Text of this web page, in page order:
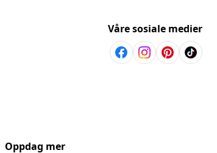
Våre sosiale medier
Oppdag mer